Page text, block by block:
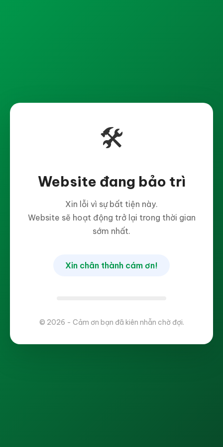
🛠️
Website đang bảo trì
Xin lỗi vì sự bất tiện này.
Website sẽ hoạt động trở lại trong thời gian
sớm nhất.
Xin chân thành cám ơn!
© 2026 - Cảm ơn bạn đã kiên nhẫn chờ đợi.